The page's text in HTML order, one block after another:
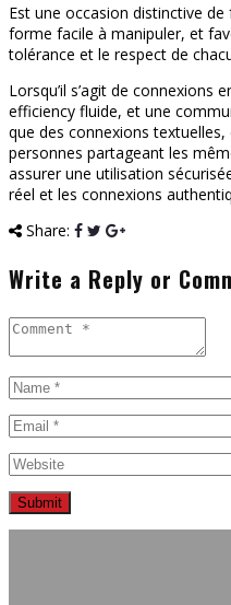
Est une occasion distinctive
forme facile à manipuler, et
tolérance et le respect de
Lorsqu’il s’agit de
efficiency fluide, et une
que des connexions
personnes partageant les
assurer une utilisation
réel et les connexions
Share:
Write a Reply or